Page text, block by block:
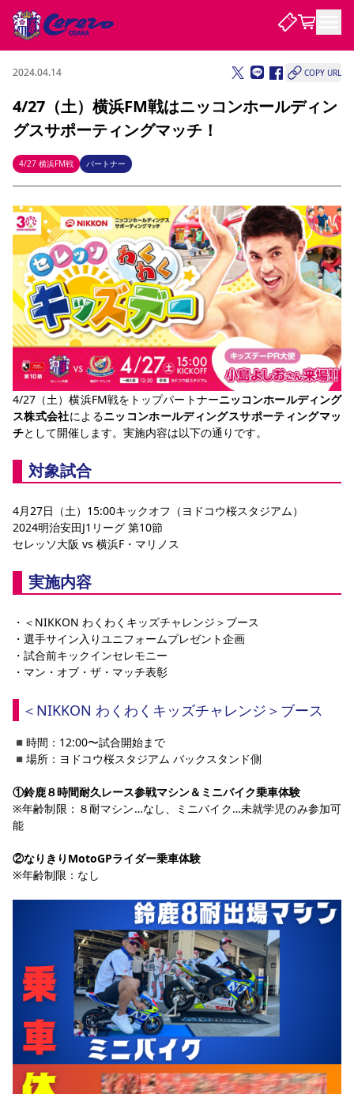
試合・チーム
試合について
試合日程 / 結果 順位表
チームについて
選手・スタッフ スケジュール メディア情報 アクセス
レディース
アカデミー ハナサカプレーヤー 歴代所属選手
観戦する
チケット
チケット情報 販売スケジュール 価格・席種
購入方法
シーズンシート 法人シーズンシート 福祉サービス
団体チケット
特定興行入場券 譲渡サービス リセールサービス
観戦ガイド
初めて観戦ガイド キッズ向けサービス グルメ マッチデープログラム
観戦マナー&ルール
ビジターサポーター観戦ガイド 公式アプリ
スタジアム
YANMAR HANASAKA STADIUM
DAZNで観戦
DAZNで観戦
アウェイツアー
よくある質問
よくある質問
クラブを知る
セレッソ大阪について
クラブ紹介 沿革 シーズン記録 求人情報
サポートする
パートナー企業募集中 セレッソ大阪VISAカード
サポートスタッフ
セレッソアイデアちょうだいな
応援商店街
Lise（ライセンスビジネス）
サステナビリティ
サステナビリティポリシー SDGsのゴール
インパクトレポート
活動レポート
SPORT POSITIVE LEAGUES 取り組み実績
スポーツクラブ
関連団体/施設
長居公園 セレッソフットサルパーク
セレッソスポーツパーク舞洲
YANMAR HANASAKA STADIUM
大人のサッカースクール
ファンクラブ
ファンクラブ
SAKURA SOCIO 招待券引換方法 まいセレチケット
会員規定
婚姻届・出生届・命名書
ニュース
ニュース
すべて チーム グッズ チケット イベント ファンクラブ
ホームタウン パートナー スポーツクラブ メディア
レディース
アカデミー
2024.04.14 COPY URL
4/27（土）横浜FM戦はニッコンホールディン
グスサポーティングマッチ！
4/27 横浜FM戦 パートナー
4/27（土）横浜FM戦をトップパートナーニッコンホールディング
ス株式会社によるニッコンホールディングスサポーティングマッ
チとして開催します。実施内容は以下の通りです。
対象試合
4月27日（土）15:00キックオフ（ヨドコウ桜スタジアム）
2024明治安田J1リーグ 第10節
セレッソ大阪 vs 横浜F・マリノス
実施内容
・＜NIKKON わくわくキッズチャレンジ＞ブース
・選手サイン入りユニフォームプレゼント企画
・試合前キックインセレモニー
・マン・オブ・ザ・マッチ表彰
＜NIKKON わくわくキッズチャレンジ＞ブース
◾︎時間：12:00〜試合開始まで
◾︎場所：ヨドコウ桜スタジアム バックスタンド側
①鈴鹿８時間耐久レース参戦マシン＆ミニバイク乗車体験
※年齢制限：８耐マシン…なし、ミニバイク…未就学児のみ参加可
能
②なりきりMotoGPライダー乗車体験
※年齢制限：なし